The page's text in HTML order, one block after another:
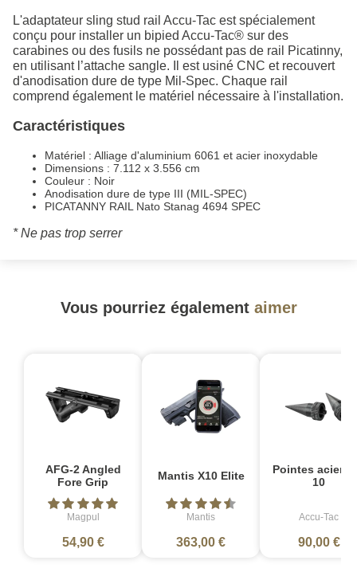
L'adaptateur sling stud rail Accu-Tac est spécialement
conçu pour installer un bipied Accu-Tac® sur des
carabines ou des fusils ne possédant pas de rail Picatinny,
en utilisant l’attache sangle. Il est usiné CNC et recouvert
d'anodisation dure de type Mil-Spec. Chaque rail
comprend également le matériel nécessaire à l'installation.
Caractéristiques
Matériel : Alliage d'aluminium 6061 et acier inoxydable
Dimensions : 7.112 x 3.556 cm
Couleur : Noir
Anodisation dure de type III (MIL-SPEC)
PICATANNY RAIL Nato Stanag 4694 SPEC
* Ne pas trop serrer
Vous pourriez également aimer
AFG-2 Angled
Fore Grip
Magpul
54,90 €
Mantis X10 Elite
Mantis
363,00 €
Pointes acier
10
Accu-Tac
90,00 €